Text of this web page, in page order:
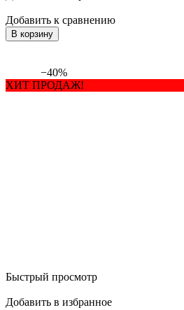
Добавить к сравнению
В корзину
−40%
ХИТ ПРОДАЖ!
Быстрый просмотр
Добавить в избранное